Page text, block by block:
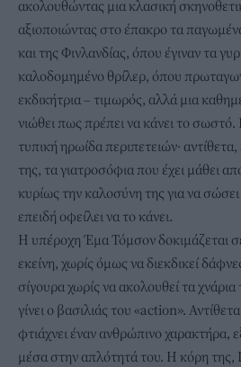
ακολουθώντας μια κλασική
αξιοποιώντας στο έπακρο τα
και της Φινλανδίας, όπου έγιναν τα
καλοδομημένο θρίλερ, όπου
εκδικήτρια – τιμωρός, αλλά μια
νιώθει πως πρέπει να κάνει το
τυπική ηρωίδα περιπετειών· αντίθετα,
της, τα γιατροσόφια που έχει μάθει
κυρίως την καλοσύνη της για να
επειδή οφείλει να το κάνει.
Η υπέροχη Έμα Τόμσον δοκιμάζεται
εκείνη, χωρίς όμως να διεκδικεί
σίγουρα χωρίς να ακολουθεί τα
γίνει ο βασιλιάς του «action».
φτιάχνει έναν ανθρώπινο χαρακτήρα,
μέσα στην απλότητά του. Η κόρη της,